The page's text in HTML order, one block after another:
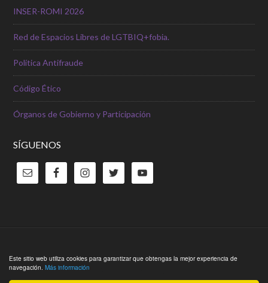
Este sitio web utiliza cookies para garantizar que obtengas la mejor experiencia de
navegación. Más información
INSER-ROMI 2026
Red de Espacios Libres de LGTBIQ+fobia.
Política Antifraude
Código Ético
Órganos de Gobierno y Participación
SÍGUENOS
Copyright © 2026 ·Outreach Pro ThemeenGenesis Framework